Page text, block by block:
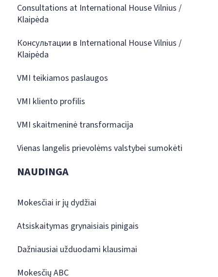
Consultations at International House Vilnius /
Klaipėda
Консультации в International House Vilnius /
Klaipėda
VMI teikiamos paslaugos
VMI kliento profilis
VMI skaitmeninė transformacija
Vienas langelis prievolėms valstybei sumokėti
NAUDINGA
Mokesčiai ir jų dydžiai
Atsiskaitymas grynaisiais pinigais
Dažniausiai užduodami klausimai
Mokesčių ABC